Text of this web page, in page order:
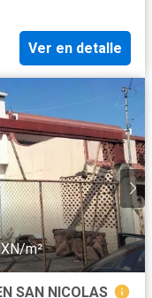
Ver en detalle
m²
SAN NICOLAS